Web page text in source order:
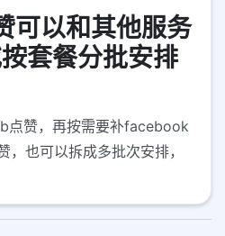
以和其他服务
套餐分批安排
点赞，再按需要补facebook
也可以拆成多批次安排，